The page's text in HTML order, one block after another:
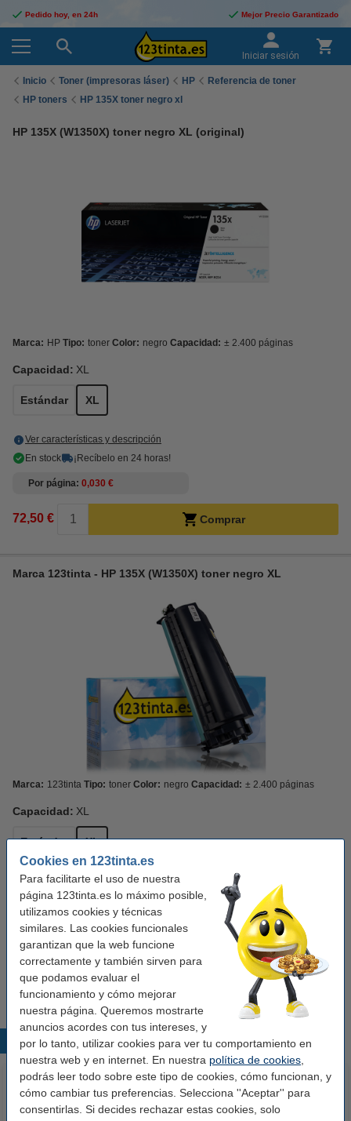
Cookies en 123tinta.es
Para facilitarte el uso de nuestra
página 123tinta.es lo máximo posible,
utilizamos cookies y técnicas
similares. Las cookies funcionales
garantizan que la web funcione
correctamente y también sirven para
que podamos evaluar el
funcionamiento y cómo mejorar
nuestra página. Queremos mostrarte
anuncios acordes con tus intereses, y
por lo tanto, utilizar cookies para ver tu comportamiento en
nuestra web y en internet. En nuestra política de cookies
podrás leer todo sobre este tipo de cookies, cómo funcionan, y
cómo cambiar tus preferencias. Selecciona ''Aceptar'' para
consentirlas. Si decides rechazar estas cookies, solo
Pedido hoy, en 24h Mejor Precio Garantizado
Iniciar sesión
Inicio Toner (impresoras láser) HP
Referencia de toner
HP toners
HP 135X toner negro xl
HP 135X (W1350X) toner negro XL (original)
Marca: HP Tipo: toner Color: negro Capacidad: ± 2.400 páginas
Capacidad: XL
Estándar XL
Ver características y descripción
En stock
¡Recíbelo en 24 horas!
Por página 0,030 €
72,50 € Comprar
Marca 123tinta - HP 135X (W1350X) toner negro XL
Marca: 123tinta Tipo: toner Color: negro Capacidad: ± 2.400 páginas
Capacidad: XL
Estándar XL
Ver características y descripción
¡Ahorra más de un45%en costes de impresión!
En stock
¡Recíbelo en 24 horas!
Por página 0,016 €
39,50 €
Productos destacados